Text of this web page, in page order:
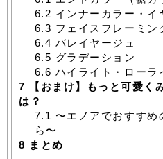
6.2 インナーカラー・イ
6.3 フェイスフレーミン
6.4 バレイヤージュ
6.5 グラデーション
6.6 ハイライト・ローラ
7 【おまけ】もっと可愛く
は？
7.1 〜エノアでおすすめ
ら〜
8 まとめ